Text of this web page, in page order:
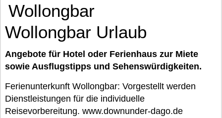
Wollongbar
Wollongbar Urlaub
Angebote für Hotel oder Ferienhaus zur Miete
sowie Ausflugstipps und Sehenswürdigkeiten.
Ferienunterkunft Wollongbar: Vorgestellt werden
Dienstleistungen für die individuelle
Reisevorbereitung. www.downunder-dago.de